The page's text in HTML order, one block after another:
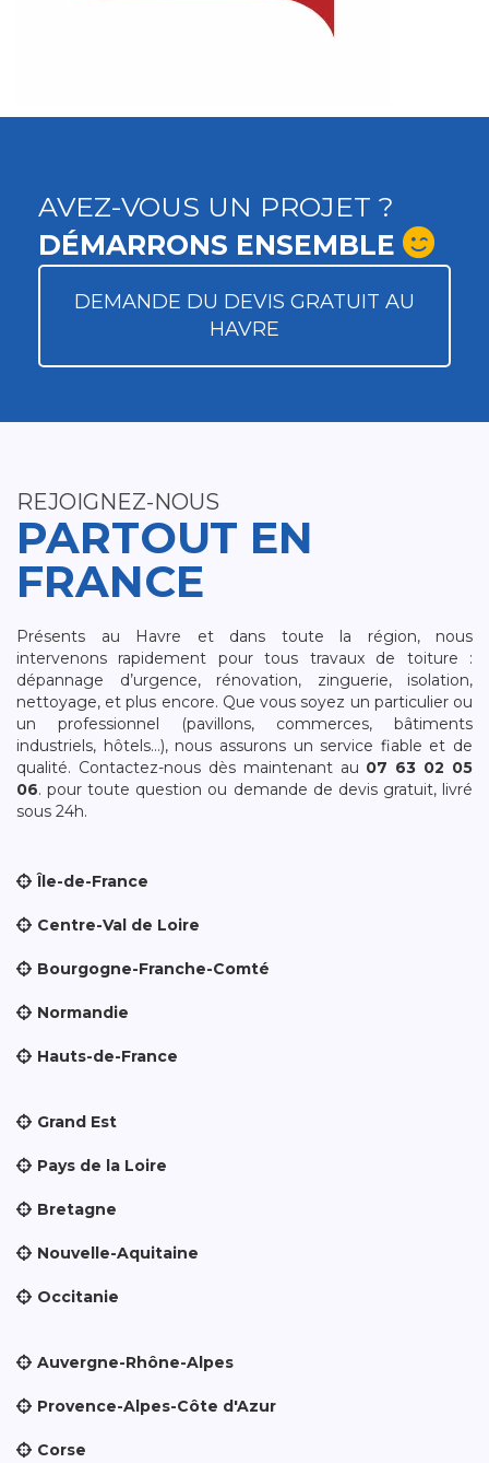
AVEZ-VOUS UN PROJET ?
DÉMARRONS ENSEMBLE
DEMANDE DU DEVIS GRATUIT AU
HAVRE
REJOIGNEZ-NOUS
PARTOUT EN
FRANCE
Présents au Havre et dans toute la région, nous
intervenons rapidement pour tous travaux de toiture :
dépannage d’urgence, rénovation, zinguerie, isolation,
nettoyage, et plus encore. Que vous soyez un particulier ou
un professionnel (pavillons, commerces, bâtiments
industriels, hôtels…), nous assurons un service fiable et de
qualité. Contactez-nous dès maintenant au 07 63 02 05
06. pour toute question ou demande de devis gratuit, livré
sous 24h.
Île-de-France
Centre-Val de Loire
Bourgogne-Franche-Comté
Normandie
Hauts-de-France
Grand Est
Pays de la Loire
Bretagne
Nouvelle-Aquitaine
Occitanie
Auvergne-Rhône-Alpes
Provence-Alpes-Côte d'Azur
Corse